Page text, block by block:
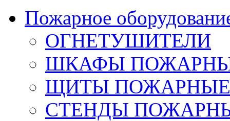
Пожарное
ОГНЕТУШИТЕЛИ
ШКАФЫ
ЩИТЫ ПОЖАРНЫЕ
СТЕНДЫ